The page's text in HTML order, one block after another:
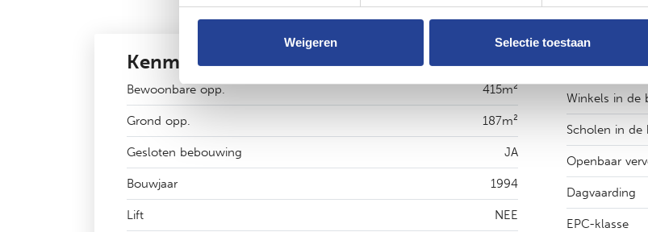
Weigeren Selectie toestaan
Kenmerken
Bewoonbare opp. 415m²
Grond opp. 187m²
Gesloten bebouwing JA
Bouwjaar 1994
Lift NEE
Winkels in de
Scholen in de
Openbaar
Dagvaarding
EPC-klasse